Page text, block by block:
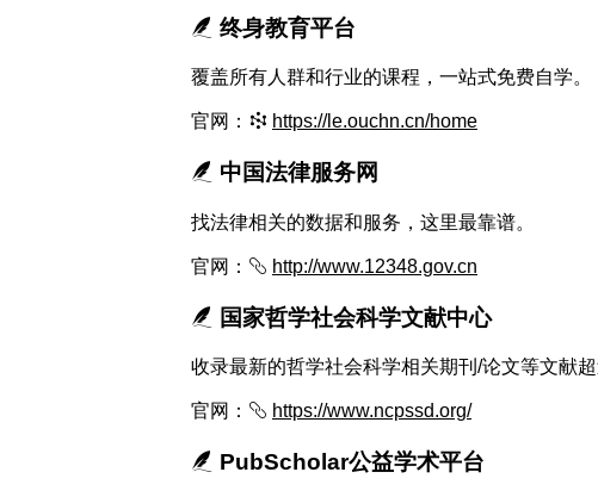
终身教育平台
覆盖所有人群和行业的课程，一站式免费自学。
官网： https://le.ouchn.cn/home
中国法律服务网
找法律相关的数据和服务，这里最靠谱。
官网： http://www.12348.gov.cn
国家哲学社会科学文献中心
收录最新的哲学社会科学相关期刊/论文等文献
官网： https://www.ncpssd.org/
PubScholar公益学术平台